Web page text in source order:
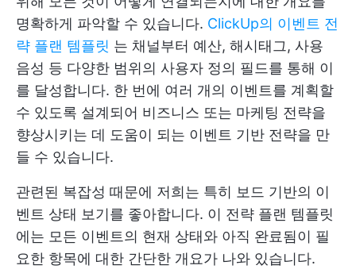
명확하게 파악할 수 있습니다. ClickUp의 이벤트 전
략 플랜 템플릿 는 채널부터 예산, 해시태그, 사용
음성 등 다양한 범위의 사용자 정의 필드를 통해 이
를 달성합니다. 한 번에 여러 개의 이벤트를 계획할
수 있도록 설계되어 비즈니스 또는 마케팅 전략을
향상시키는 데 도움이 되는 이벤트 기반 전략을 만
들 수 있습니다.
관련된 복잡성 때문에 저희는 특히 보드 기반의 이
벤트 상태 보기를 좋아합니다. 이 전략 플랜 템플릿
에는 모든 이벤트의 현재 상태와 아직 완료됨이 필
요한 항목에 대한 간단한 개요가 나와 있습니다.